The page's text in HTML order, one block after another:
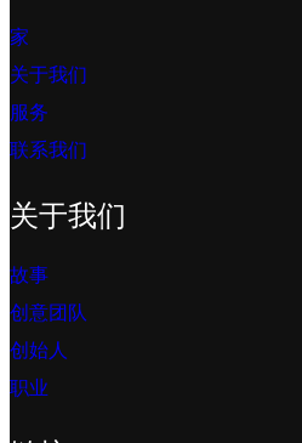
家
关于我们
服务
联系我们
关于我们
故事
创意团队
创始人
职业